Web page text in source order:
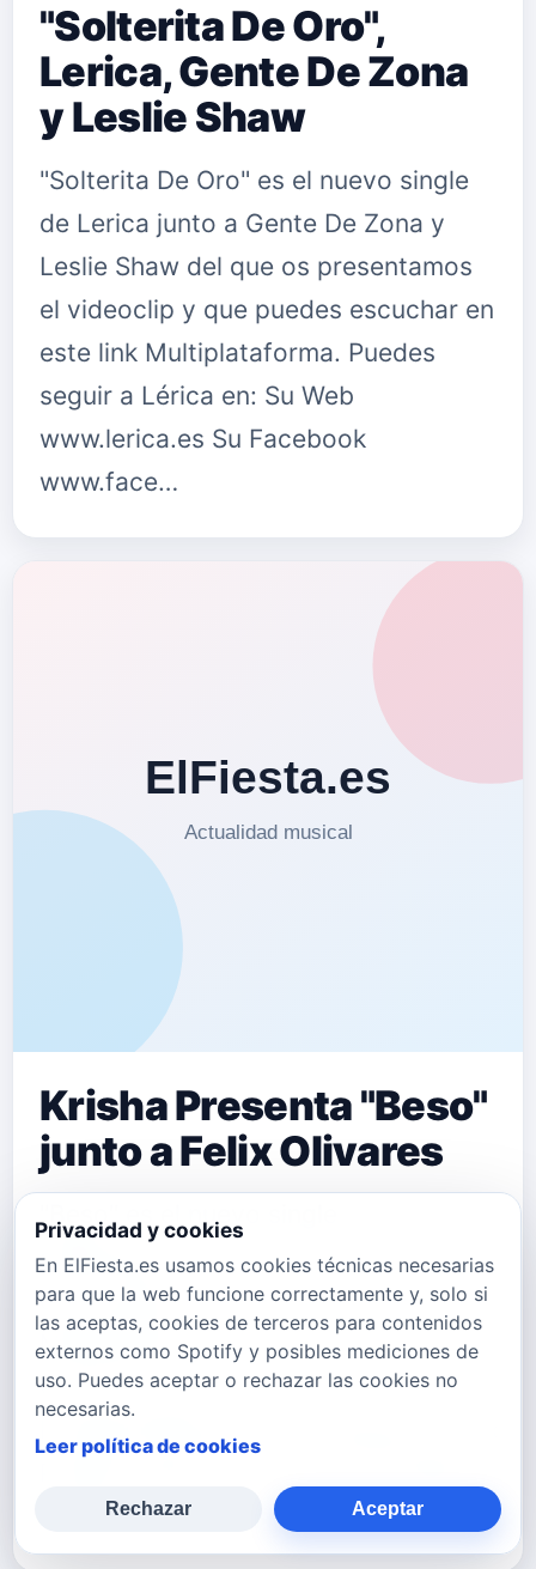
"Solterita De Oro",
Lerica, Gente De Zona
y Leslie Shaw
"Solterita De Oro" es el nuevo single
de Lerica junto a Gente De Zona y
Leslie Shaw del que os presentamos
el videoclip y que puedes escuchar en
este link Multiplataforma. Puedes
seguir a Lérica en: Su Web
www.lerica.es Su Facebook
www.face…
Krisha Presenta "Beso"
junto a Felix Olivares
"Beso" es el nuevo single
de&nbsp;Krisha junto a Felix Olivares
que puedes comprar en este link
Multiplataforma. Puedes seguir a Felix
Olivares en su
Instagram&nbsp;www.instagram.com/
Facebo…
Privacidad y cookies
En ElFiesta.es usamos cookies técnicas necesarias
para que la web funcione correctamente y, solo si
las aceptas, cookies de terceros para contenidos
externos como Spotify y posibles mediciones de
uso. Puedes aceptar o rechazar las cookies no
necesarias.
Leer política de cookies
Rechazar Aceptar